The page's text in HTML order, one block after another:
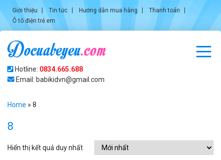
Giới thiệu Tin tức Hướng dẫn mua hàng
Thanh toán
Ô tô điện trẻ em
Hotline: 0834.665.688
Email: babikidvn@gmail.com
Home » 8
8
Hiển thị kết quả duy nhất